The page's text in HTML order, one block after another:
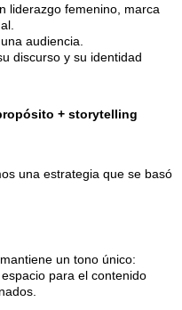
liderazgo femenino, marca
audiencia.
discurso y su identidad
+ storytelling
una estrategia que se basó
un tono único:
para el contenido